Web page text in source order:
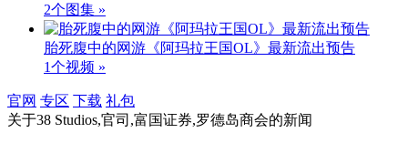
2个图集 »
胎死腹中的网游《阿玛拉王国OL》最新流出预告
1个视频 »
官网 专区 下载 礼包
关于38 Studios,官司,富国证券,罗德岛商会的新闻